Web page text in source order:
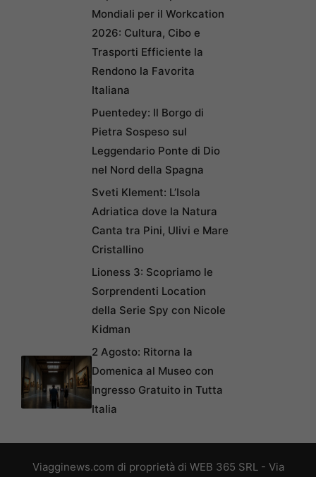
Mondiali per il Workcation
2026: Cultura, Cibo e
Trasporti Efficiente la
Rendono la Favorita
Italiana
Puentedey: Il Borgo di
Pietra Sospeso sul
Leggendario Ponte di Dio
nel Nord della Spagna
Sveti Klement: L’Isola
Adriatica dove la Natura
Canta tra Pini, Ulivi e Mare
Cristallino
Lioness 3: Scopriamo le
Sorprendenti Location
della Serie Spy con Nicole
Kidman
2 Agosto: Ritorna la
Domenica al Museo con
Ingresso Gratuito in Tutta
Italia
Viagginews.com di proprietà di WEB 365 SRL - Via